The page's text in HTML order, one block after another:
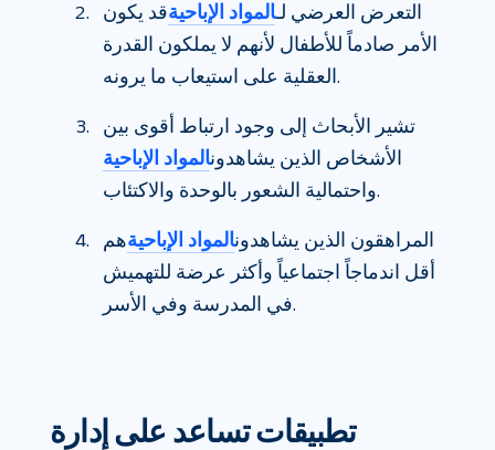
التعرض العرضي لـالمواد الإباحيةقد يكون
الأمر صادماً للأطفال لأنهم لا يملكون القدرة
العقلية على استيعاب ما يرونه.
تشير الأبحاث إلى وجود ارتباط أقوى بين
الأشخاص الذين يشاهدونالمواد الإباحية
واحتمالية الشعور بالوحدة والاكتئاب.
المراهقون الذين يشاهدونالمواد الإباحيةهم
أقل اندماجاً اجتماعياً وأكثر عرضة للتهميش
في المدرسة وفي الأسر.
تطبيقات تساعد على إدارة